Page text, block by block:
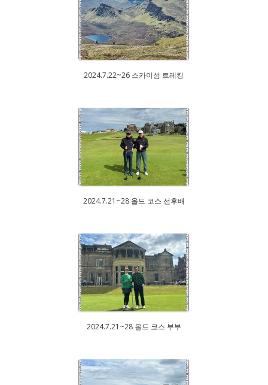
2024.7.22~26 스카이섬 트레킹
2024.7.21~28 올드 코스 선후배
2024.7.21~28 올드 코스 부부